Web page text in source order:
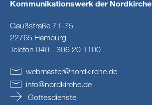
Kommunikationswerk der Nordkirche
Gaußstraße 71-75
22765 Hamburg
Telefon 040 - 306 20 1100
webmaster@nordkirche.de
info@nordkirche.de
Gottesdienste